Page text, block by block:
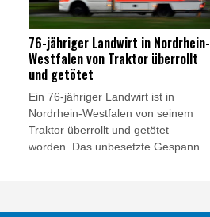
Neun Insassen wurden offiziellen
Angaben zufolge dabei verletzt.
76-jähriger Landwirt in Nordrhein-
Westfalen von Traktor überrollt
und getötet
Ein 76-jähriger Landwirt ist in
Nordrhein-Westfalen von seinem
Traktor überrollt und getötet
worden. Das unbesetzte Gespann
erfasste den 76-Jährigen, wie die